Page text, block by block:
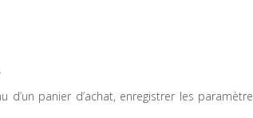
panier d’achat, enregistrer les